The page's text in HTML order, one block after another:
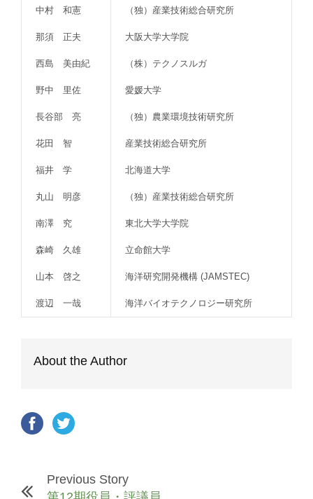
中村 和憲 （独）産業技術総合研究所
那須 正夫 大阪大学大学院
西島 美由紀 （株）テクノスルガ
野中 里佐 愛媛大学
長谷部 亮 （独）農業環境技術研究所
花田 智 産業技術総合研究所
福井 学 北海道大学
丸山 明彦 （独）産業技術総合研究所
南澤 究 東北大学大学院
森崎 久雄 立命館大学
山本 啓之 海洋研究開発機構 (JAMSTEC)
渡辺 一哉 海洋バイオテクノロジー研究所
About the Author
Previous Story